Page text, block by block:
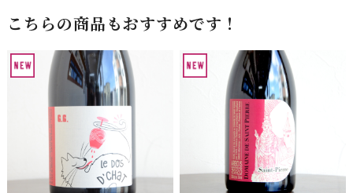
こちらの商品もおすすめです！